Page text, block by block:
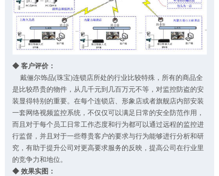
◆ 客户评价：
戴俪尔饰品(珠宝)连锁店所处的行业比较特殊，所有的商品全
是比较昂贵的物件，从几千元到几百万元不等，对监控防盗的安
装显得特别的重要。在每个连锁店、形象店或者旗舰店内部安装
一套网络视频监控系统，不仅仅可以满足日常的安全防范作用，
而且对于每个员工日常工作态度和行为都可以通过远程的监控进
行监督，并且对于一些尊贵客户的要求与行为能够进行分析和研
究，有助于提升公司对更高要求服务的反映，提高公司在行业里
的竞争力和地位。
◆ 效果实图：